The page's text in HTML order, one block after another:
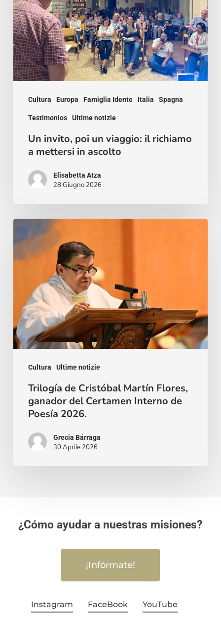
Cultura Europa Famiglia Idente Italia Spagna
Testimonios Ultime notizie
viaggio:
il
richiamo
a
mettersi
ascolto
Un invito, poi un viaggio: il richiamo
a mettersi in ascolto
Elisabetta Atza
28 Giugno 2026
Cultura Ultime notizie
Trilogía
de
Cristóbal
Flores,
ganador
del
Certamen
Poesía
2026.
Trilogía de Cristóbal Martín Flores,
ganador del Certamen Interno de
Poesía 2026.
Grecia Bárraga
30 Aprile 2026
¿Cómo ayudar a nuestras misiones?
¡Infórmate!
Instagram FaceBook YouTube